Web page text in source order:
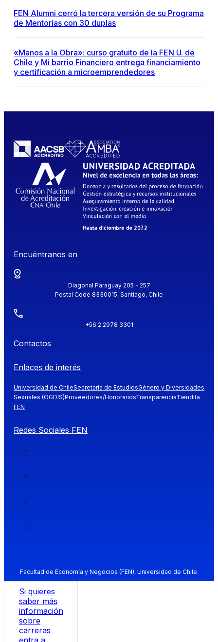
FEN Alumni cerró la tercera versión de su Programa
de Mentorías con 30 duplas
«Manos a la Obra»: curso gratuito de la FEN U. de
Chile y Mi barrio Financiero entrega financiamiento
y certificación a microemprendedores
Encuéntranos en
Diagonal Paraguay 205 - 257
Postal Code 8330015, Santiago, Chile
+56 2 2978 3301
Contactos
Enlaces de interés
Universidad de ChileSecretaría de EstudiosGénero y Diversidades
Sexuales (OGDIS)Proveedores/HonorariosTransparenciaTiendita
FEN
Redes Sociales FEN
Facultad de Economía y Negocios (FEN), Universidad de Chile.
Si quieres
saber más
información
sobre
carreras
entra a